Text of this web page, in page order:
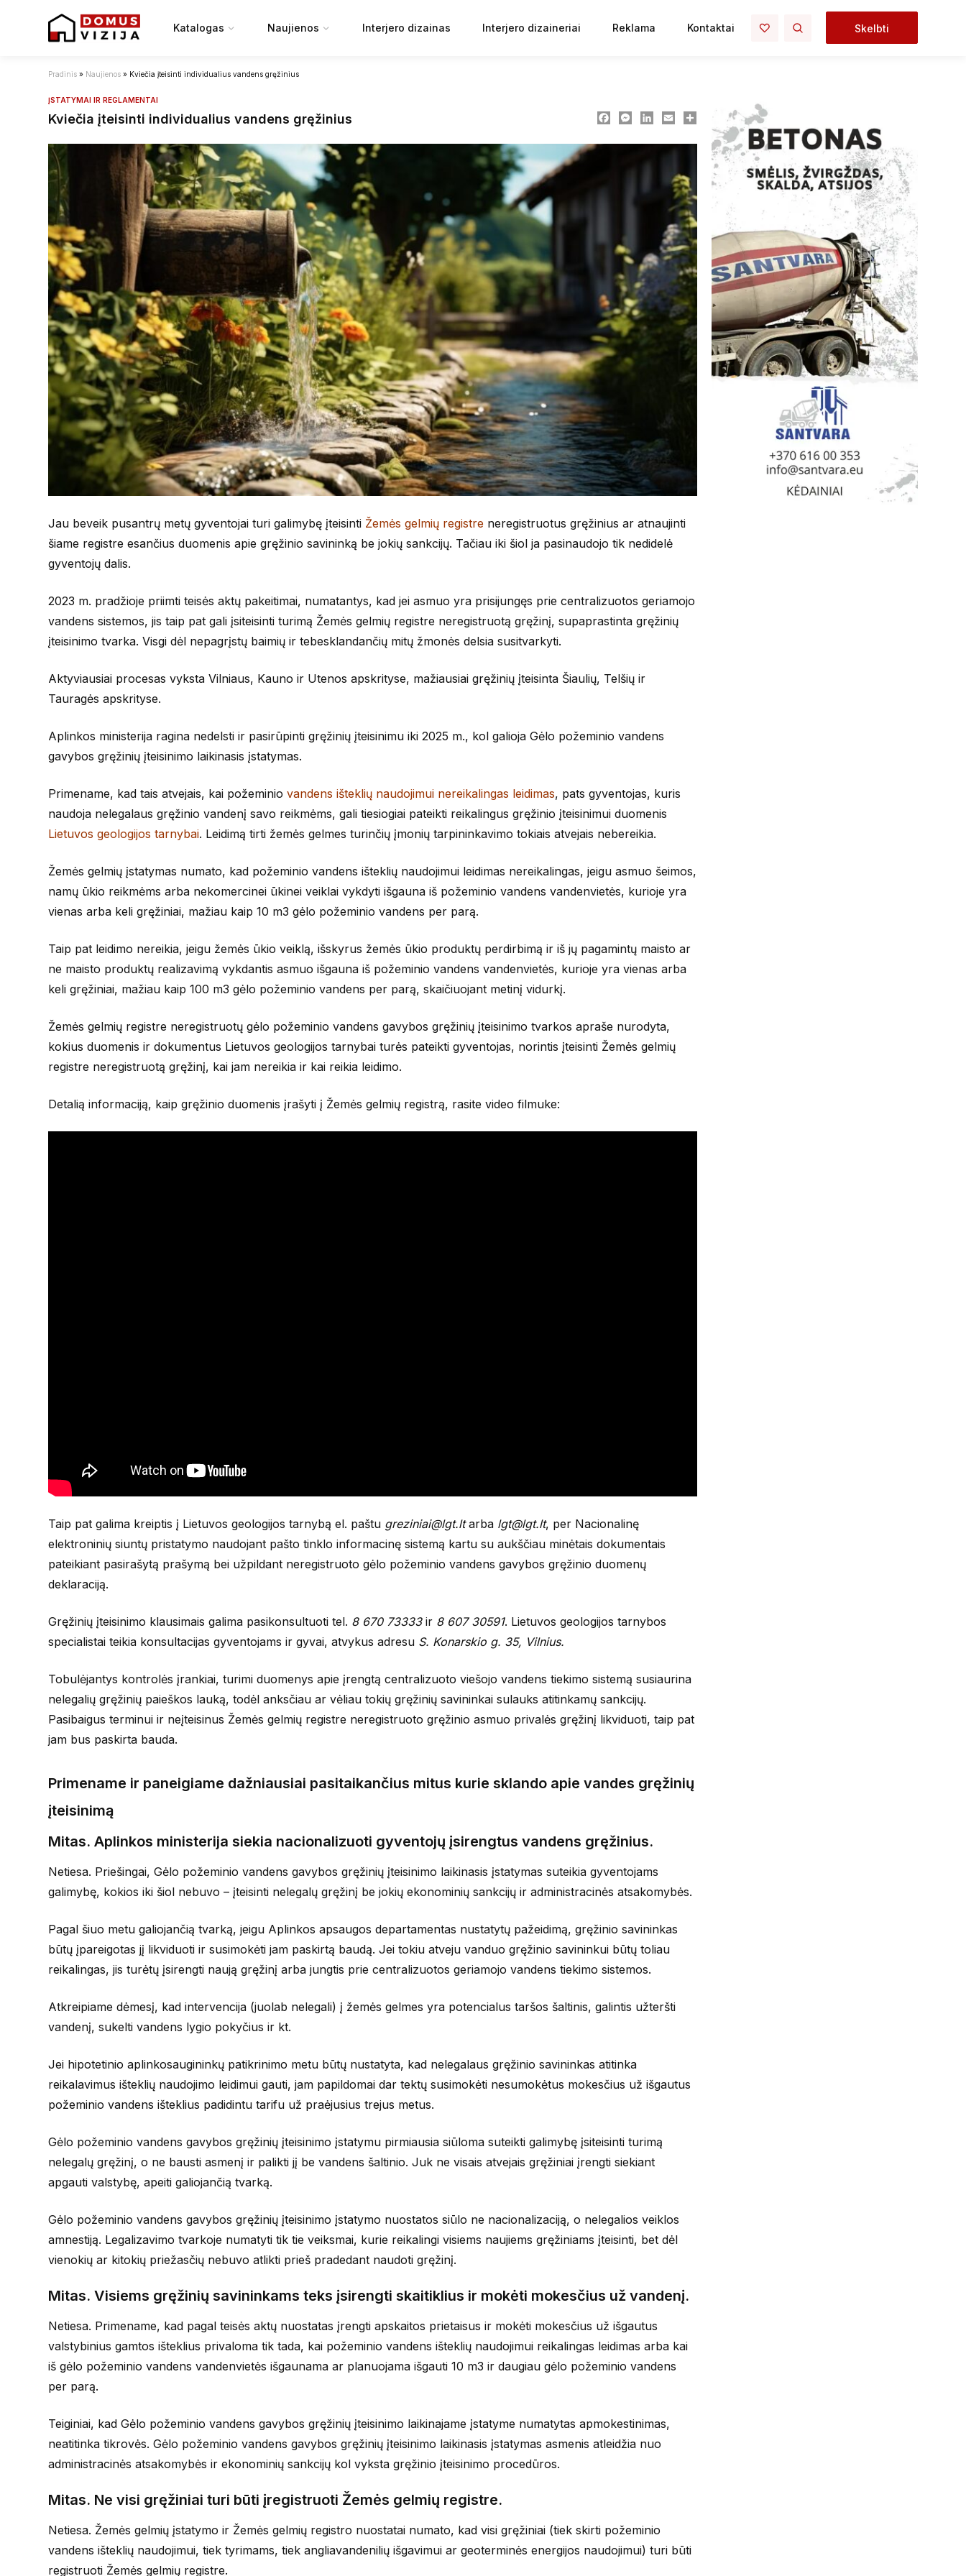
Katalogas Naujienos Interjero dizainas Interjero dizaineriai Reklama Kontaktai Skelbti
Pradinis » Naujienos » Kviečia įteisinti individualius vandens gręžinius
ĮSTATYMAI IR REGLAMENTAI
Kviečia įteisinti individualius vandens gręžinius FacebookMessenger
LinkedIn
Email Dalintis
Jau beveik pusantrų metų gyventojai turi galimybę įteisinti Žemės gelmių registre neregistruotus gręžinius ar atnaujinti
šiame registre esančius duomenis apie gręžinio savininką be jokių sankcijų. Tačiau iki šiol ja pasinaudojo tik nedidelė
gyventojų dalis.
2023 m. pradžioje priimti teisės aktų pakeitimai, numatantys, kad jei asmuo yra prisijungęs prie centralizuotos geriamojo
vandens sistemos, jis taip pat gali įsiteisinti turimą Žemės gelmių registre neregistruotą gręžinį, supaprastinta gręžinių
įteisinimo tvarka. Visgi dėl nepagrįstų baimių ir tebesklandančių mitų žmonės delsia susitvarkyti.
Aktyviausiai procesas vyksta Vilniaus, Kauno ir Utenos apskrityse, mažiausiai gręžinių įteisinta Šiaulių, Telšių ir
Tauragės apskrityse.
Aplinkos ministerija ragina nedelsti ir pasirūpinti gręžinių įteisinimu iki 2025 m., kol galioja Gėlo požeminio vandens
gavybos gręžinių įteisinimo laikinasis įstatymas.
Primename, kad tais atvejais, kai požeminio vandens išteklių naudojimui nereikalingas leidimas, pats gyventojas, kuris
naudoja nelegalaus gręžinio vandenį savo reikmėms, gali tiesiogiai pateikti reikalingus gręžinio įteisinimui duomenis
Lietuvos geologijos tarnybai. Leidimą tirti žemės gelmes turinčių įmonių tarpininkavimo tokiais atvejais nebereikia.
Žemės gelmių įstatymas numato, kad požeminio vandens išteklių naudojimui leidimas nereikalingas, jeigu asmuo šeimos,
namų ūkio reikmėms arba nekomercinei ūkinei veiklai vykdyti išgauna iš požeminio vandens vandenvietės, kurioje yra
vienas arba keli gręžiniai, mažiau kaip 10 m3 gėlo požeminio vandens per parą.
Taip pat leidimo nereikia, jeigu žemės ūkio veiklą, išskyrus žemės ūkio produktų perdirbimą ir iš jų pagamintų maisto ar
ne maisto produktų realizavimą vykdantis asmuo išgauna iš požeminio vandens vandenvietės, kurioje yra vienas arba
keli gręžiniai, mažiau kaip 100 m3 gėlo požeminio vandens per parą, skaičiuojant metinį vidurkį.
Žemės gelmių registre neregistruotų gėlo požeminio vandens gavybos gręžinių įteisinimo tvarkos apraše nurodyta,
kokius duomenis ir dokumentus Lietuvos geologijos tarnybai turės pateikti gyventojas, norintis įteisinti Žemės gelmių
registre neregistruotą gręžinį, kai jam nereikia ir kai reikia leidimo.
Detalią informaciją, kaip gręžinio duomenis įrašyti į Žemės gelmių registrą, rasite video filmuke:
Taip pat galima kreiptis į Lietuvos geologijos tarnybą el. paštu greziniai@lgt.ltarba lgt@lgt.lt, per Nacionalinę
elektroninių siuntų pristatymo naudojant pašto tinklo informacinę sistemą kartu su aukščiau minėtais dokumentais
pateikiant pasirašytą prašymą bei užpildant neregistruoto gėlo požeminio vandens gavybos gręžinio duomenų
deklaraciją.
Gręžinių įteisinimo klausimais galima pasikonsultuoti tel. 8 670 73333ir 8 607 30591. Lietuvos geologijos tarnybos
specialistai teikia konsultacijas gyventojams ir gyvai, atvykus adresu S. Konarskio g. 35, Vilnius.
Tobulėjantys kontrolės įrankiai, turimi duomenys apie įrengtą centralizuoto viešojo vandens tiekimo sistemą susiaurina
nelegalių gręžinių paieškos lauką, todėl anksčiau ar vėliau tokių gręžinių savininkai sulauks atitinkamų sankcijų.
Pasibaigus terminui ir neįteisinus Žemės gelmių registre neregistruoto gręžinio asmuo privalės gręžinį likviduoti, taip pat
jam bus paskirta bauda.
Primename ir paneigiame dažniausiai pasitaikančius mitus kurie sklando apie vandes gręžinių
įteisinimą
Mitas. Aplinkos ministerija siekia nacionalizuoti gyventojų įsirengtus vandens gręžinius.
Netiesa. Priešingai, Gėlo požeminio vandens gavybos gręžinių įteisinimo laikinasis įstatymas suteikia gyventojams
galimybę, kokios iki šiol nebuvo – įteisinti nelegalų gręžinį be jokių ekonominių sankcijų ir administracinės atsakomybės.
Pagal šiuo metu galiojančią tvarką, jeigu Aplinkos apsaugos departamentas nustatytų pažeidimą, gręžinio savininkas
būtų įpareigotas jį likviduoti ir susimokėti jam paskirtą baudą. Jei tokiu atveju vanduo gręžinio savininkui būtų toliau
reikalingas, jis turėtų įsirengti naują gręžinį arba jungtis prie centralizuotos geriamojo vandens tiekimo sistemos.
Atkreipiame dėmesį, kad intervencija (juolab nelegali) į žemės gelmes yra potencialus taršos šaltinis, galintis užteršti
vandenį, sukelti vandens lygio pokyčius ir kt.
Jei hipotetinio aplinkosaugininkų patikrinimo metu būtų nustatyta, kad nelegalaus gręžinio savininkas atitinka
reikalavimus išteklių naudojimo leidimui gauti, jam papildomai dar tektų susimokėti nesumokėtus mokesčius už išgautus
požeminio vandens išteklius padidintu tarifu už praėjusius trejus metus.
Gėlo požeminio vandens gavybos gręžinių įteisinimo įstatymu pirmiausia siūloma suteikti galimybę įsiteisinti turimą
nelegalų gręžinį, o ne bausti asmenį ir palikti jį be vandens šaltinio. Juk ne visais atvejais gręžiniai įrengti siekiant
apgauti valstybę, apeiti galiojančią tvarką.
Gėlo požeminio vandens gavybos gręžinių įteisinimo įstatymo nuostatos siūlo ne nacionalizaciją, o nelegalios veiklos
amnestiją. Legalizavimo tvarkoje numatyti tik tie veiksmai, kurie reikalingi visiems naujiems gręžiniams įteisinti, bet dėl
vienokių ar kitokių priežasčių nebuvo atlikti prieš pradedant naudoti gręžinį.
Mitas. Visiems gręžinių savininkams teks įsirengti skaitiklius ir mokėti mokesčius už vandenį.
Netiesa. Primename, kad pagal teisės aktų nuostatas įrengti apskaitos prietaisus ir mokėti mokesčius už išgautus
valstybinius gamtos išteklius privaloma tik tada, kai požeminio vandens išteklių naudojimui reikalingas leidimas arba kai
iš gėlo požeminio vandens vandenvietės išgaunama ar planuojama išgauti 10 m3 ir daugiau gėlo požeminio vandens
per parą.
Teiginiai, kad Gėlo požeminio vandens gavybos gręžinių įteisinimo laikinajame įstatyme numatytas apmokestinimas,
neatitinka tikrovės. Gėlo požeminio vandens gavybos gręžinių įteisinimo laikinasis įstatymas asmenis atleidžia nuo
administracinės atsakomybės ir ekonominių sankcijų kol vyksta gręžinio įteisinimo procedūros.
Mitas. Ne visi gręžiniai turi būti įregistruoti Žemės gelmių registre.
Netiesa. Žemės gelmių įstatymo ir Žemės gelmių registro nuostatai numato, kad visi gręžiniai (tiek skirti požeminio
vandens išteklių naudojimui, tiek tyrimams, tiek angliavandenilių išgavimui ar geoterminės energijos naudojimui) turi būti
registruoti Žemės gelmių registre.